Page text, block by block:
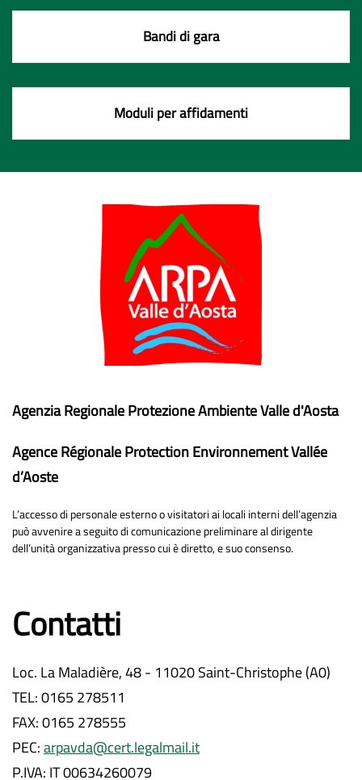
Bandi di gara
Moduli per affidamenti
Agenzia Regionale Protezione Ambiente Valle d'Aosta
Agence Régionale Protection Environnement Vallée
d’Aoste
L’accesso di personale esterno o visitatori ai locali interni dell’agenzia
può avvenire a seguito di comunicazione preliminare al dirigente
dell’unità organizzativa presso cui è diretto, e suo consenso.
Contatti
Loc. La Maladière, 48 - 11020 Saint-Christophe (A0)
TEL: 0165 278511
FAX: 0165 278555
PEC:arpavda@cert.legalmail.it
P.IVA: IT 00634260079